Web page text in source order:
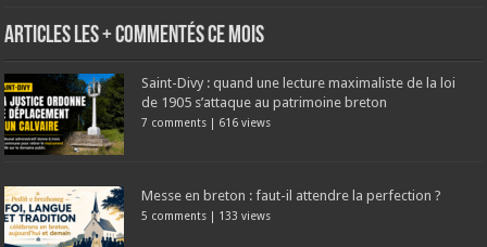
Articles les + commentés ce mois
Saint-Divy : quand une lecture maximaliste de la loi
de 1905 s’attaque au patrimoine breton
7 comments | 616 views
Messe en breton : faut-il attendre la perfection ?
5 comments | 133 views